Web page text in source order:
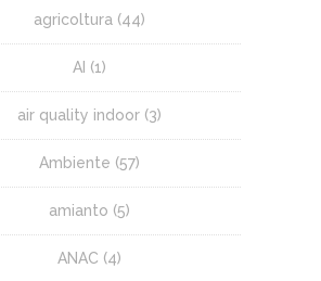
agricoltura (44)
AI (1)
air quality indoor(3)
Ambiente (57)
amianto (5)
ANAC (4)